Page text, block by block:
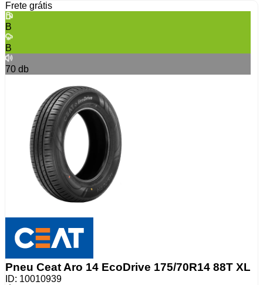
Frete grátis
B
B
70 db
Pneu Ceat Aro 14 EcoDrive 175/70R14 88T XL
ID: 10010939